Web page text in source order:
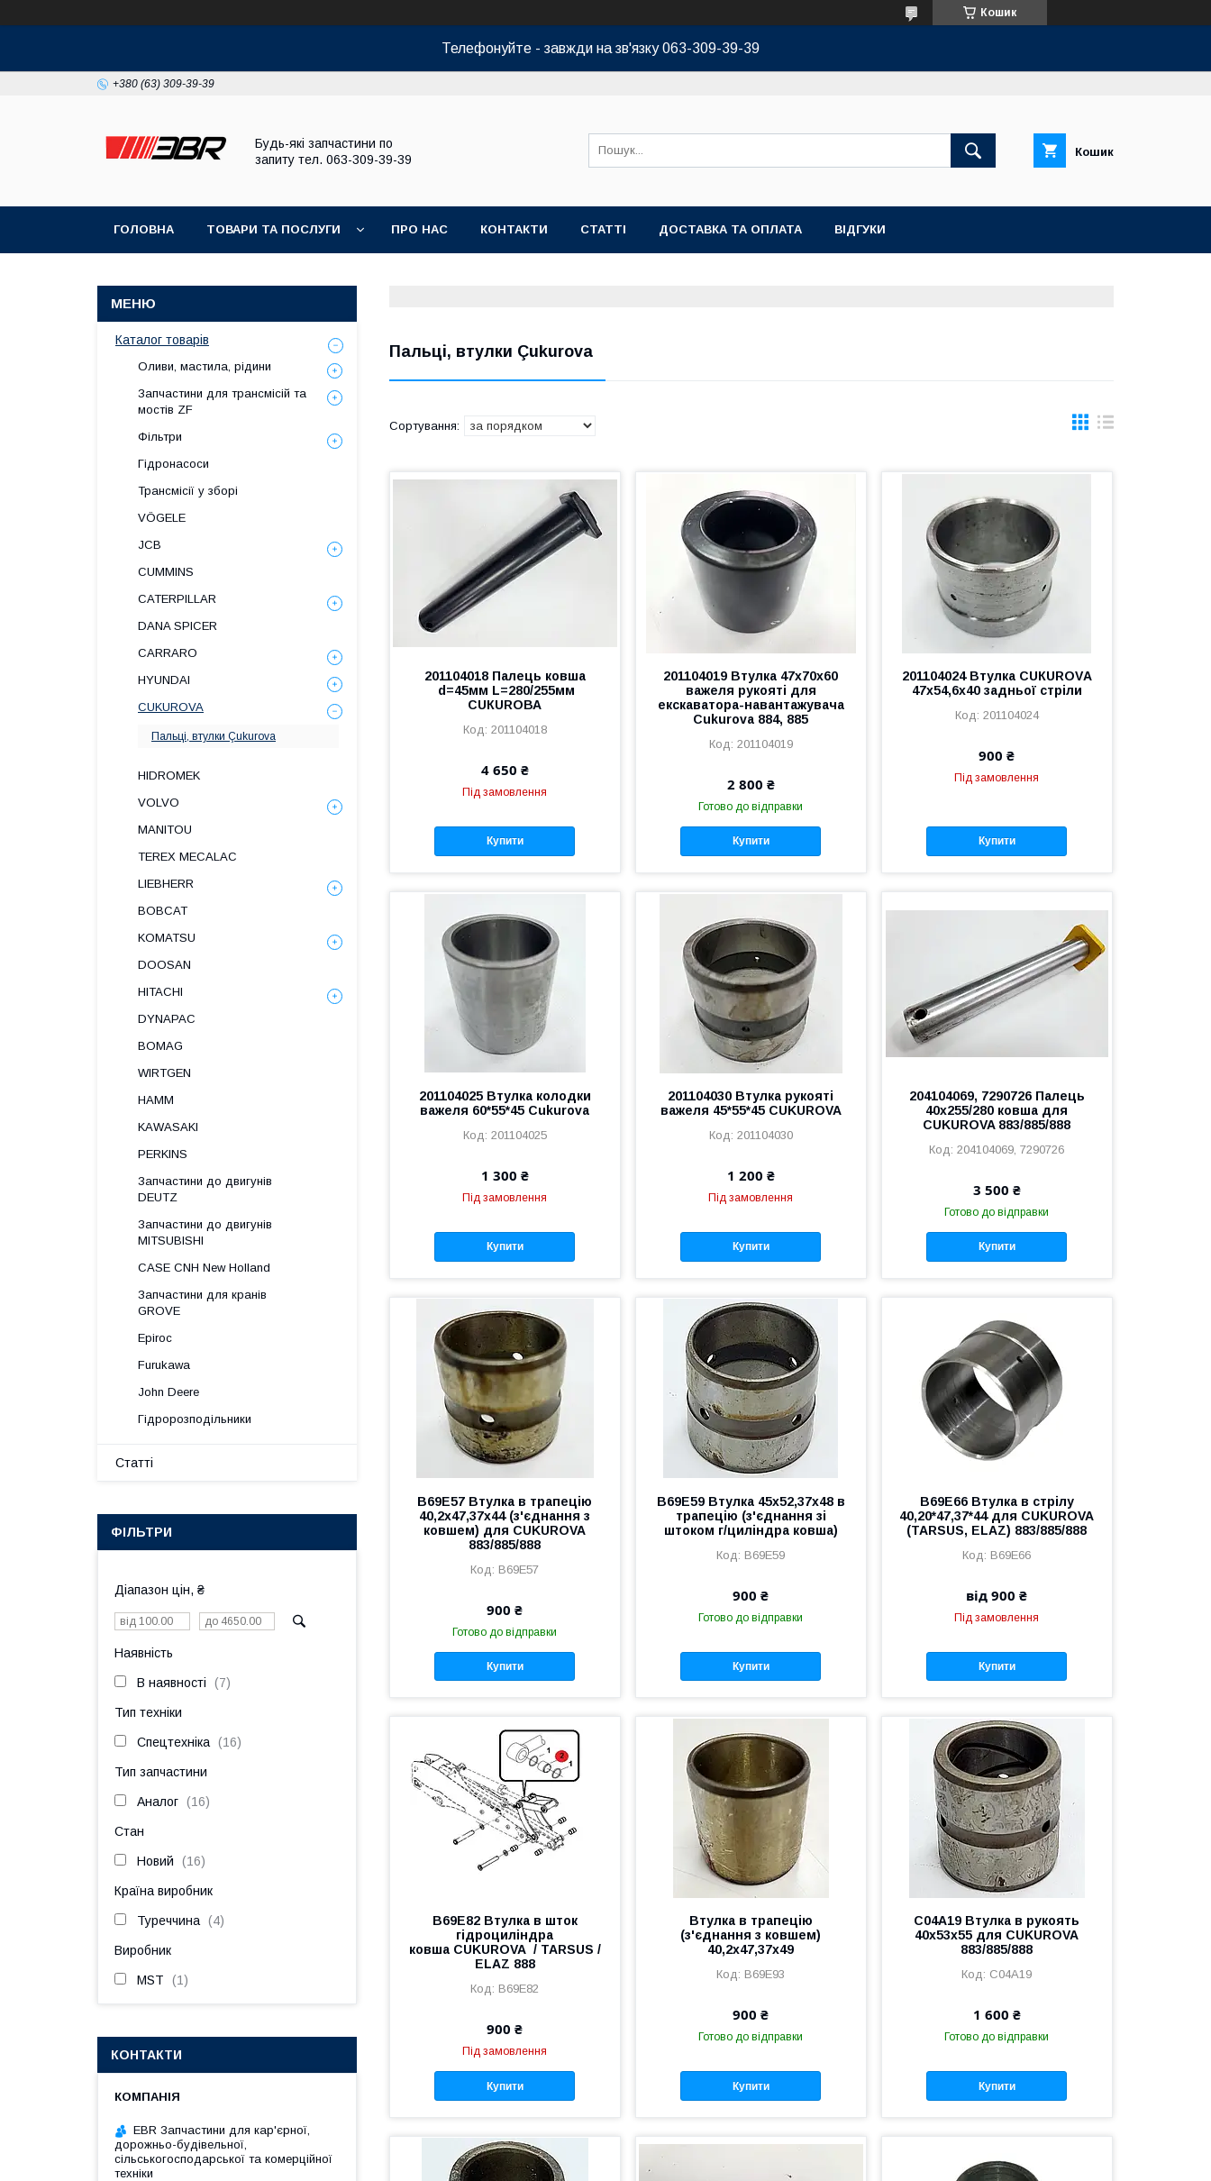
Кошик
Телефонуйте - завжди на зв'язку 063-309-39-39
+380 (63) 309-39-39
Будь-які запчастини по
запиту тел. 063-309-39-39
Кошик
ГОЛОВНА ТОВАРИ ТА ПОСЛУГИ ПРО НАС КОНТАКТИ СТАТТІ ДОСТАВКА ТА ОПЛАТА ВІДГУКИ
Пальці, втулки Çukurova
201104018 Палець ковша
d=45мм L=280/255мм
CUКURОВА
201104018
4 650 ₴
Під замовлення
Купити
201104019 Втулка 47х70х60
важеля рукояті для
екскаватора-навантажувача
Cukurova 884, 885
201104019
2 800 ₴
Готово до відправки
Купити
201104024 Втулка CUКURОVА
47х54,6х40 задньої стріли
201104024
900 ₴
Під замовлення
Купити
201104025 Втулка колодки
важеля 60*55*45 Cukurova
201104025
1 300 ₴
Під замовлення
Купити
201104030 Втулка рукояті
важеля 45*55*45 CUKUROVA
201104030
1 200 ₴
Під замовлення
Купити
204104069, 7290726 Палець
40х255/280 ковша для
CUKUROVA 883/885/888
204104069, 7290726
3 500 ₴
Готово до відправки
Купити
B69E57 Втулка в трапецію
40,2х47,37х44 (з'єднання з
ковшем) для CUKUROVA
883/885/888
B69E57
900 ₴
Готово до відправки
Купити
B69E59 Втулка 45x52,37x48 в
трапецію (з'єднання зі
штоком г/циліндра ковша)
B69E59
900 ₴
Готово до відправки
Купити
B69E66 Втулка в стрілу
40,20*47,37*44 для CUKUROVA
(TARSUS, ELAZ) 883/885/888
B69E66
від 900 ₴
Під замовлення
Купити
B69E82 Втулка в шток
гідроциліндра
ковша CUKUROVA / TARSUS /
ELAZ 888
B69E82
900 ₴
Під замовлення
Купити
Втулка в трапецію
(з'єднання з ковшем)
40,2х47,37х49
B69E93
900 ₴
Готово до відправки
Купити
C04A19 Втулка в рукоять
40х53х55 для CUKUROVA
883/885/888
C04A19
1 600 ₴
Готово до відправки
Купити
Каталог товарів
Оливи, мастила, рідини
Запчастини для трансмісій та
мостів ZF
Фільтри
Гідронасоси
Трансмісії у зборі
VÖGELE
JCB
CUMMINS
CATERPILLAR
DANA SPICER
СARRARO
HYUNDAI
CUKUROVA
Пальці, втулки Çukurova
HIDROMEK
VOLVO
MANITOU
TEREX MECALAC
LIEBHERR
BOBCAT
KOMATSU
DOOSAN
HITACHI
DYNAPAC
BOMAG
WIRTGEN
HAMM
KAWASAKI
PERKINS
Запчастини до двигунів
DEUTZ
Запчастини до двигунів
MITSUBISHI
CASE CNH New Holland
Запчастини для кранів
GROVE
Epiroc
Furukawa
John Deere
Гідророзподільники
Статті
ФІЛЬТРИ
Діапазон цін, ₴
Наявність
В наявності 7
Тип техніки
Спецтехніка 16
Тип запчастини
Аналог 16
Стан
Новий 16
Країна виробник
Туреччина 4
Виробник
MST 1
КОНТАКТИ
EBR Запчастини для кар'єрної,
дорожньо-будівельної,
сільськогосподарської та комерційної
техніки